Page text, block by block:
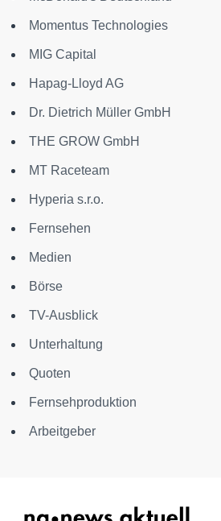
Momentus Technologies
MIG Capital
Hapag-Lloyd AG
Dr. Dietrich Müller GmbH
THE GROW GmbH
MT Raceteam
Hyperia s.r.o.
Fernsehen
Medien
Börse
TV-Ausblick
Unterhaltung
Quoten
Fernsehproduktion
Arbeitgeber